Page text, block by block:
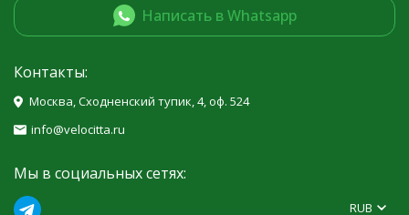
Написать в Whatsapp
Контакты:
Москва, Сходненский тупик, 4, оф. 524
info@velocitta.ru
Мы в социальных сетях:
RUB